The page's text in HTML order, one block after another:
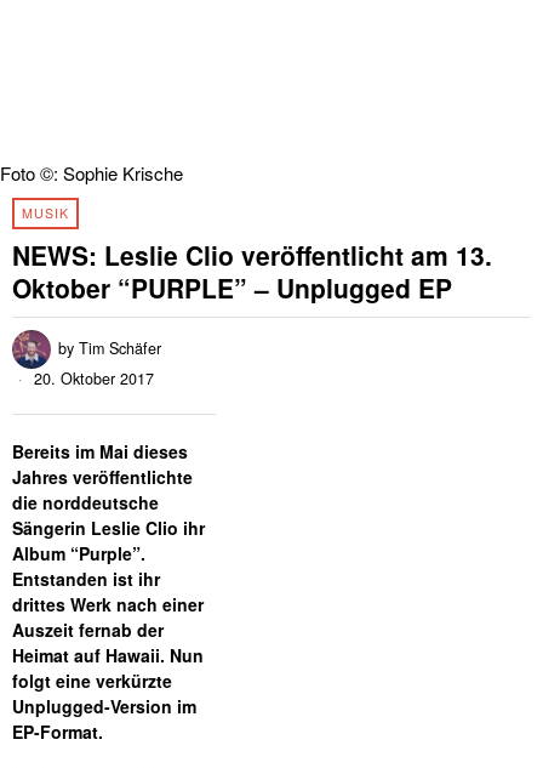
Foto ©: Sophie Krische
MUSIK
NEWS: Leslie Clio veröffentlicht am 13.
Oktober “PURPLE” – Unplugged EP
by Tim Schäfer
20. Oktober 2017
Bereits im Mai dieses
Jahres veröffentlichte
die norddeutsche
Sängerin Leslie Clio ihr
Album “Purple”.
Entstanden ist ihr
drittes Werk nach einer
Auszeit fernab der
Heimat auf Hawaii. Nun
folgt eine verkürzte
Unplugged-Version im
EP-Format.